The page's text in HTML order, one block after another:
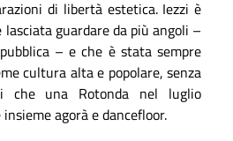
di libertà estetica. Iezzi è
guardare da più angoli –
– e che è stata sempre
cultura alta e popolare, senza
che una Rotonda nel luglio
agorà e dancefloor.